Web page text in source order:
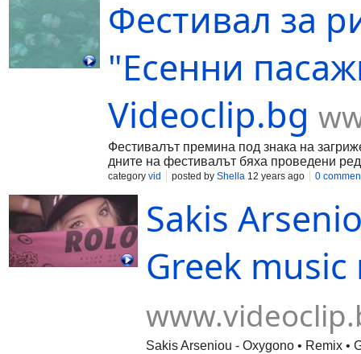
Фестивал за
"Есенни
Videoclip.bg
Фестивалът премина под знака на
дните на фестивалът бяха проведени
category vid posted by Shella 12 years ago 0
Sakis
Greek
Sakis Arseniou - Oxygono • Remix •